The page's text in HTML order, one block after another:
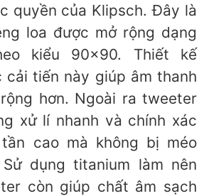
quyền của Klipsch. Đây là
loa được mở rộng dạng
kiểu 90×90. Thiết kế
cải tiến này giúp âm thanh
hơn. Ngoài ra tweeter
xử lí nhanh và chính xác
cao mà không bị méo
dụng titanium làm nên
còn giúp chất âm sạch